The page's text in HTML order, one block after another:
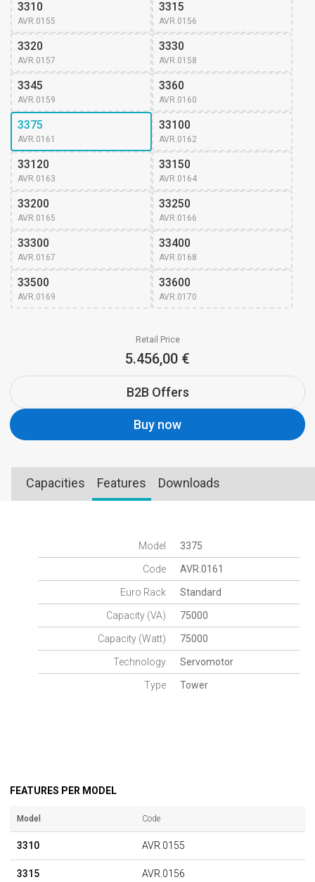
3310
AVR.0155
3315
AVR.0156
3320
AVR.0157
3330
AVR.0158
3345
AVR.0159
3360
AVR.0160
3375
AVR.0161
33100
AVR.0162
33120
AVR.0163
33150
AVR.0164
33200
AVR.0165
33250
AVR.0166
33300
AVR.0167
33400
AVR.0168
33500
AVR.0169
33600
AVR.0170
Retail Price
5.456,00 €
B2B Offers
Buy now
Capacities Features Downloads
Model 3375
Code AVR.0161
Euro Rack Standard
Capacity (VA) 75000
Capacity (Watt) 75000
Technology Servomotor
Type Tower
FEATURES PER MODEL
Model Code
3310 AVR.0155
3315 AVR.0156